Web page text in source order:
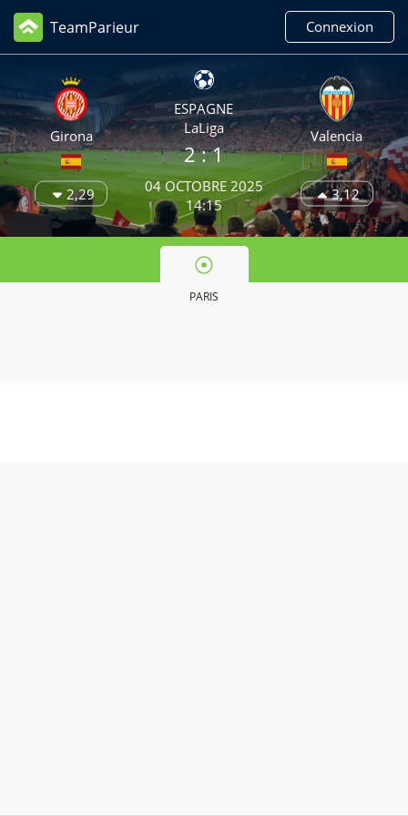
TeamParieur Connexion
Girona
2,29
ESPAGNE
LaLiga
2: 1
04 OCTOBRE 2025
14:15
Valencia
3,12
PARIS